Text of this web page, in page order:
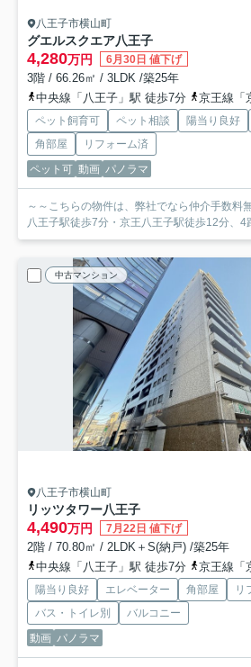
八王子市横山町
グエルスクエア八王子
4,280万円 6月30日 値下げ
3階 / 66.26㎡ / 3LDK /築25年
中央線「八王子」駅 徒歩7分
京王線「
ペット飼育可 ペット相談 陽当り良好
角部屋
リフォーム済
ペット可 動画 パノラマ
～～こちらの物件は、弊社でなら仲介手数料
八王子駅徒歩7分・京王八王子駅徒歩12分、4
中古マンション
八王子市横山町
リッツタワー八王子
4,490万円 7月22日 値下げ
2階 / 70.80㎡ / 2LDK＋S(納戸) /築25年
中央線「八王子」駅 徒歩7分
京王線「
陽当り良好 エレベーター 角部屋
リ
バス・トイレ別
バルコニー
動画 パノラマ